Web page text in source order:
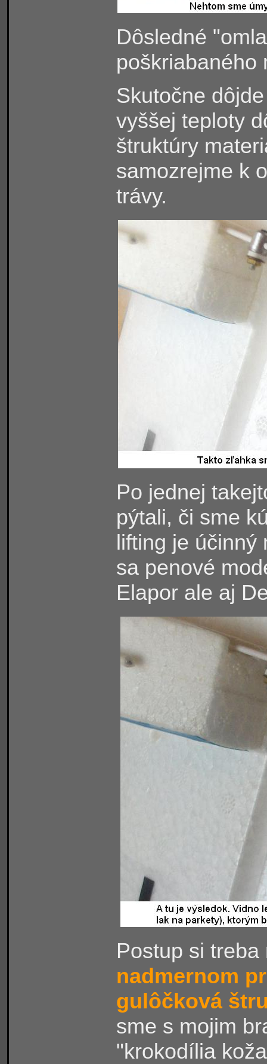
Dôsledné "
poškriabaného
Skutočne
vyššej teploty
štruktúry
samozrejme k
trávy.
Po jednej
pýtali, či sme
lifting je účinný
sa penové
Elapor ale aj
Postup si
nadmernom
gulôčková
sme s mojim
"krokodília koža